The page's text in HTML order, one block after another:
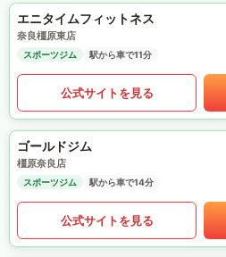
エニタイムフィットネス
奈良橿原東店
スポーツジム 駅から車で11分
公式サイトを見る
ゴールドジム
橿原奈良店
スポーツジム 駅から車で14分
公式サイトを見る